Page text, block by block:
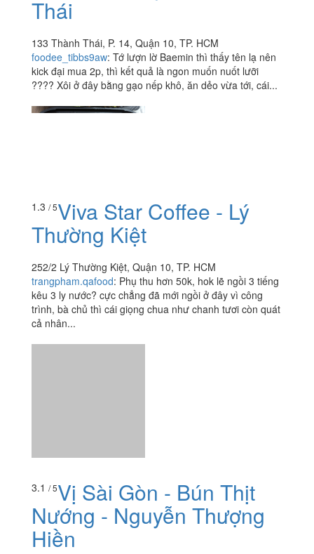
Thái
133 Thành Thái, P. 14, Quận 10, TP. HCM
foodee_tibbs9aw: Tớ lượn lờ Baemin thì thấy tên lạ nên
kick đại mua 2p, thì kết quả là ngon muốn nuốt lưỡi
???? Xôi ở đây bằng gạo nếp khô, ăn dẻo vừa tới, cái...
1.3 / 5Viva Star Coffee - Lý
Thường Kiệt
252/2 Lý Thường Kiệt, Quận 10, TP. HCM
trangpham.qafood: Phụ thu hơn 50k, hok lẽ ngồi 3 tiếng
kêu 3 ly nước? cực chẳng đã mới ngồi ở đây vì công
trình, bà chủ thì cái giọng chua như chanh tươi còn quát
cả nhân...
3.1 / 5Vị Sài Gòn - Bún Thịt
Nướng - Nguyễn Thượng
Hiền